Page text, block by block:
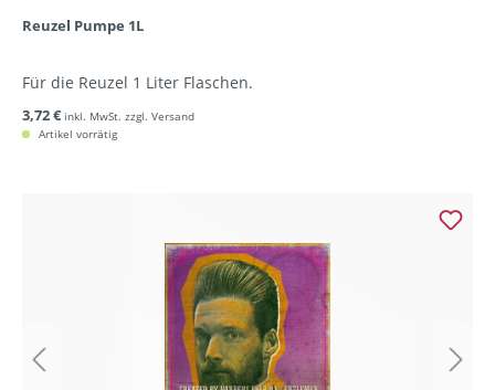
Reuzel Pumpe 1L
Für die Reuzel 1 Liter Flaschen.
3,72 € inkl. MwSt. zzgl. Versand
Artikel vorrätig